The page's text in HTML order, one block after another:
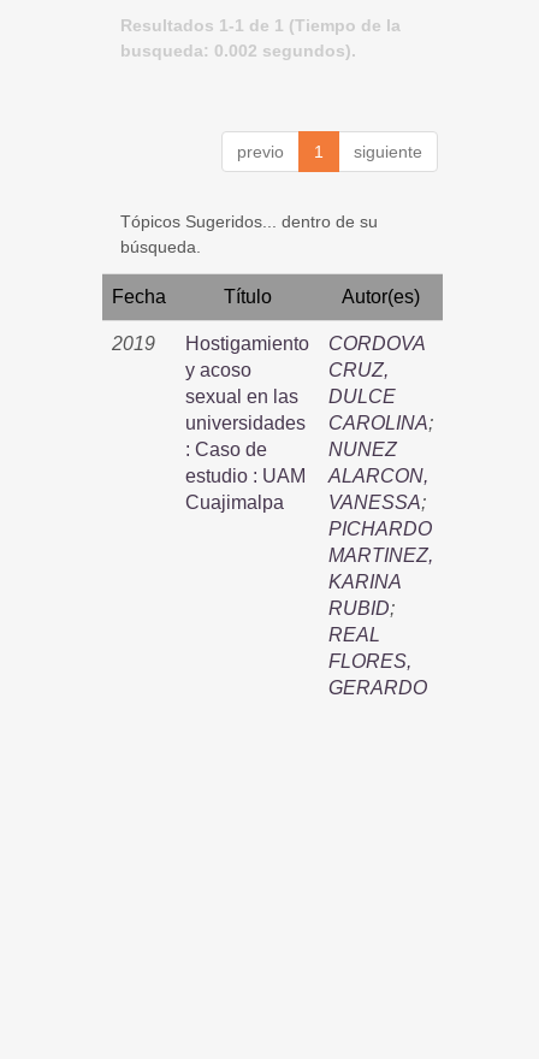
Resultados 1-1 de 1 (Tiempo de la
busqueda: 0.002 segundos).
previo 1 siguiente
Tópicos Sugeridos... dentro de su
búsqueda.
Fecha Título Autor(es)
2019
Hostigamiento
y acoso
sexual en las
universidades
: Caso de
estudio : UAM
Cuajimalpa
CORDOVA
CRUZ,
DULCE
CAROLINA;
NUNEZ
ALARCON,
VANESSA;
PICHARDO
MARTINEZ,
KARINA
RUBID;
REAL
FLORES,
GERARDO